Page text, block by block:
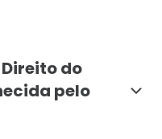
do
pelo